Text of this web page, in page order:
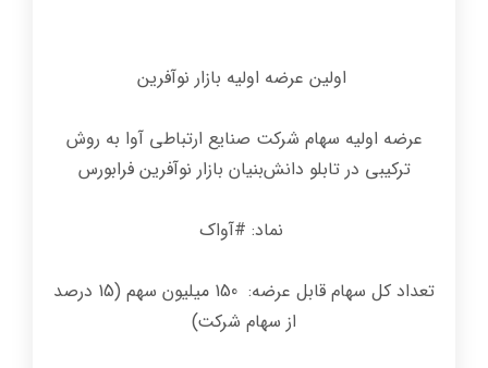
اولین عرضه‌ اولیه بازار نوآفرین
عرضه اولیه سهام شرکت صنایع ارتباطی آوا به روش
ترکیبی در تابلو دانش‌بنیان بازار نوآفرین فرابورس
نماد: #آواک
تعداد کل سهام قابل‌ عرضه: 150 میلیون سهم (15 درصد
از سهام شرکت)